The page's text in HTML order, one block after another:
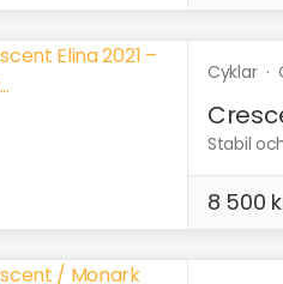
Cyklar·
Stabil
8 500